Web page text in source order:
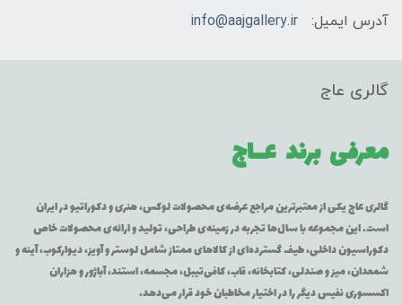
آدرس ایمیل:
info@aajgallery.ir
گالری عاج
معرفی برند عــاج
گالری عاج یکی از معتبرترین مراجع عرضه‌ی محصولات لوکس، هنری و دکوراتیو در ایران
است. این مجموعه با سال‌ها تجربه در زمینه‌ی طراحی، تولید و ارائه‌ی محصولات خاص
دکوراسیون داخلی، طیف گسترده‌ای از کالاهای ممتاز شامل لوستر و آویز، دیوارکوب، آینه و
شمعدان، میز و صندلی، کتابخانه، قاب، کافی‌تیبل، مجسمه، استند، آباژور و هزاران
اکسسوری نفیس دیگر را در اختیار مخاطبان خود قرار می‌دهد.